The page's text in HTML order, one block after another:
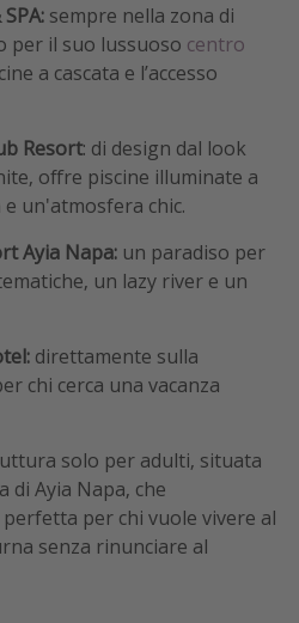
sempre nella zona di
per il suo lussuoso centro
a cascata e l’accesso
Resort: di design dal look
offre piscine illuminate a
un'atmosfera chic.
Ayia Napa: un paradiso per
un lazy river e un
direttamente sulla
chi cerca una vacanza
solo per adulti, situata
di Ayia Napa, che
per chi vuole vivere al
senza rinunciare al